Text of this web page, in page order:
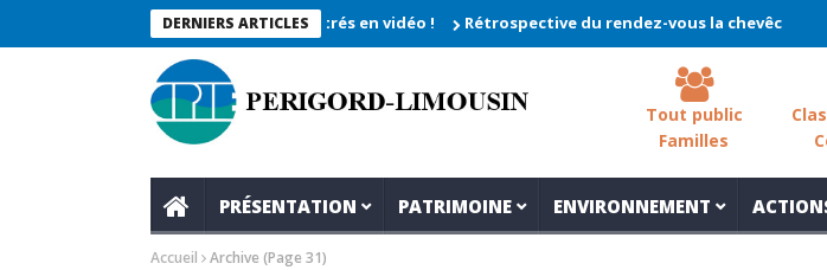
DERNIERS ARTICLES
2026_Les moments enregistrés en vidéo ! Rétrospective du rendez-vous la chevêche 2026 !
Tout public
Familles
PRÉSENTATION PATRIMOINE ENVIRONNEMENT
Accueil Archive (Page 31)